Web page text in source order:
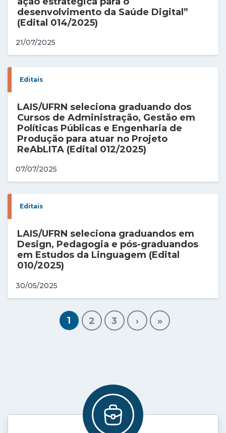
desenvolvimento da Saúde Digital”
(Edital 014/2025)
21/07/2025
Editais
LAIS/UFRN seleciona graduando dos
Cursos de Administração, Gestão em
Políticas Públicas e Engenharia de
Produção para atuar no Projeto
ReAbLITA (Edital 012/2025)
07/07/2025
Editais
LAIS/UFRN seleciona graduandos em
Design, Pedagogia e pós-graduandos
em Estudos da Linguagem (Edital
010/2025)
30/05/2025
1 2 3 › »